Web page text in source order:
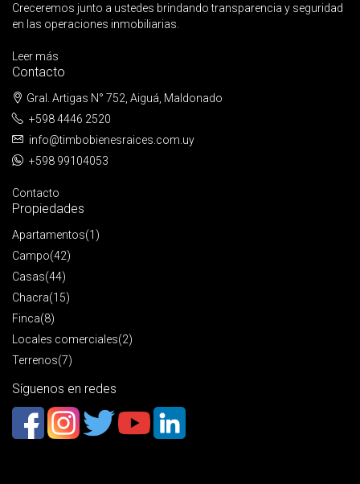
Creceremos junto a ustedes brindando transparencia y seguridad
en las operaciones inmobiliarias.
Leer más
Contacto
Gral. Artigas N° 752, Aiguá, Maldonado
+598 4446 2520
info@timbobienesraices.com.uy
+598 99104053
Contacto
Propiedades
Apartamentos(1)
Campo(42)
Casas(44)
Chacra(15)
Finca(8)
Locales comerciales(2)
Terrenos(7)
Síguenos en redes